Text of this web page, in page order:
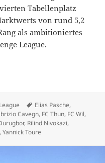
Tabellenplatz
von rund 5,2
als ambitioniertes
League.
Team, FC Thun
Schlagwörter
Elias Pasche,
Cavegn, FC Thun, FC Wil,
, Rilind Nivokazi,
,Yannick Toure